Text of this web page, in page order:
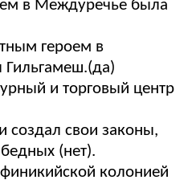
в Междуречье была
героем в
и торговый центр
создал свои законы,
(нет).
колонией